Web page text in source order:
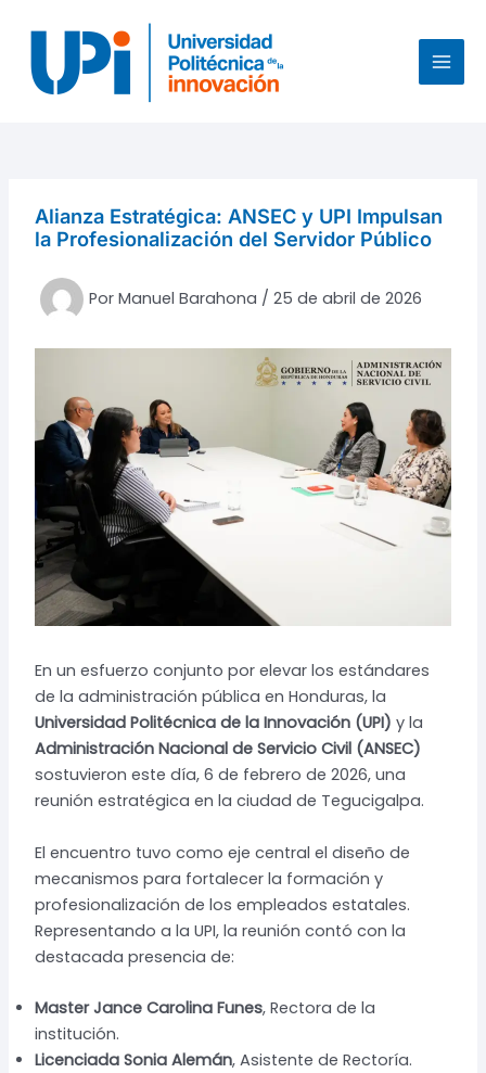
contenido
Alianza Estratégica: ANSEC y UPI Impulsan
la Profesionalización del Servidor Público
Por Manuel Barahona / 25 de abril de 2026
En un esfuerzo conjunto por elevar los estándares
de la administración pública en Honduras, la
Universidad Politécnica de la Innovación (UPI) y la
Administración Nacional de Servicio Civil (ANSEC)
sostuvieron este día, 6 de febrero de 2026, una
reunión estratégica en la ciudad de Tegucigalpa.
El encuentro tuvo como eje central el diseño de
mecanismos para fortalecer la formación y
profesionalización de los empleados estatales.
Representando a la UPI, la reunión contó con la
destacada presencia de:
Master Jance Carolina Funes, Rectora de la
institución.
Licenciada Sonia Alemán, Asistente de Rectoría.